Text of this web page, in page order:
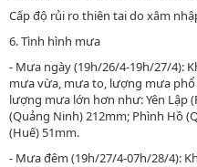
Cấp độ rủi ro thiên tai do xâm
6. Tình hình mưa
- Mưa ngày (19h/26/4-19h/27/4):
mưa vừa, mưa to, lượng mưa
lượng mưa lớn hơn như: Yên Lập
(Quảng Ninh) 212mm; Phình Hồ
(Huế) 51mm.
- Mưa đêm (19h/27/4-07h/28/4):